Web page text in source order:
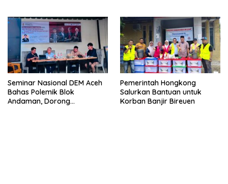
Seminar Nasional DEM Aceh
Bahas Polemik Blok
Andaman, Dorong
Pemerintah Hongkong
Salurkan Bantuan untuk
Korban Banjir Bireuen